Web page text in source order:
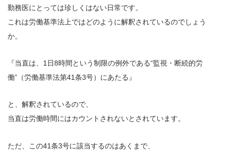
勤務医にとっては珍しくはない日常です。
これは労働基準法上ではどのように解釈されているのでしょう
か。
『当直は、1日8時間という制限の例外である“監視・断続的労
働”（労働基準法第41条3号）にあたる』
と、解釈されているので、
当直は労働時間にはカウントされないとされています。
ただ、この41条3号に該当するのはあくまで、